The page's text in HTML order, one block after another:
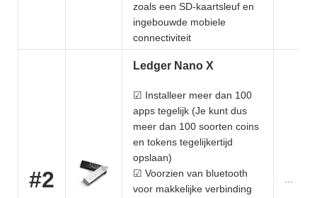
zoals een SD-kaartsleuf en
ingebouwde mobiele
connectiviteit
#2
Ledger Nano X
☑ Installeer meer dan 100
apps tegelijk (Je kunt dus
meer dan 100 soorten coins
en tokens tegelijkertijd
opslaan)
☑ Voorzien van bluetooth
voor makkelijke verbinding